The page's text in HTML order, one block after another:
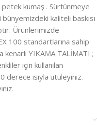
kumaş . Sürtünmeye
kaliteli baskısı
Ürünlerimizde
100 standartlarına sahip
kenarlı YIKAMA TALİMATI ;
için kullanılan
derece ısıyla ütüleyiniz.